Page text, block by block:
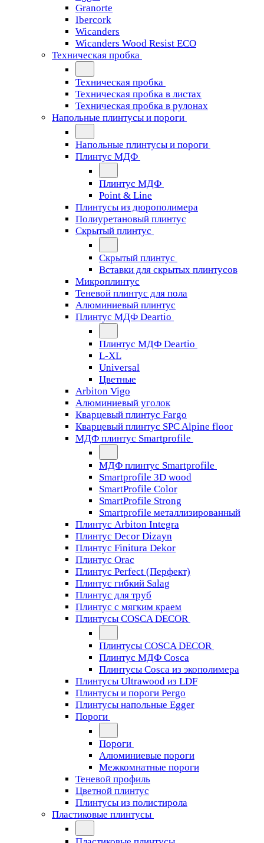
Granorte
Ibercork
Wicanders
Wicanders Wood Resist ECO
Техническая пробка
Техническая пробка
Техническая пробка в листах
Техническая пробка в рулонах
Напольные плинтусы и пороги
Напольные плинтусы и пороги
Плинтус МДФ
Плинтус МДФ
Point & Line
Плинтусы из дюрополимера
Полиуретановый плинтус
Скрытый плинтус
Скрытый плинтус
Вставки для скрытых плинтусов
Микроплинтус
Теневой плинтус для пола
Алюминиевый плинтус
Плинтус МДФ Deartio
Плинтус МДФ Deartio
L-XL
Universal
Цветные
Arbiton Vigo
Алюминиевый уголок
Кварцевый плинтус Fargo
Кварцевый плинтус SPC Alpine floor
МДФ плинтус Smartprofile
МДФ плинтус Smartprofile
Smartprofile 3D wood
SmartProfile Color
SmartProfile Strong
Smartprofile металлизированный
Плинтус Arbiton Integra
Плинтус Decor Dizayn
Плинтус Finitura Dekor
Плинтус Orac
Плинтус Perfect (Перфект)
Плинтус гибкий Salag
Плинтус для труб
Плинтус с мягким краем
Плинтусы COSCA DECOR
Плинтусы COSCA DECOR
Плинтус МДФ Cosca
Плинтусы Cosca из экополимера
Плинтусы Ultrawood из LDF
Плинтусы и пороги Pergo
Плинтусы напольные Egger
Пороги
Пороги
Алюминиевые пороги
Межкомнатные пороги
Теневой профиль
Цветной плинтус
Плинтусы из полистирола
Пластиковые плинтусы